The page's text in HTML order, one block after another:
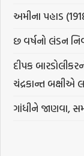
અમીના પહાડ
છ વર્ષનો લંડન
દીપક
ચંદ્રકાન્ત બક્ષીએ
ગાંધીને જાણવા,